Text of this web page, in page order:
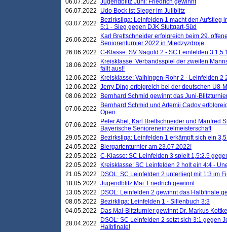
06.07.2022 Jugendblitz Juni: Friedrich gewinnt
06.07.2022
Udo Bock ist Sieger im Juliblitz
03.07.2022
Bezirksliga: Leinfelden 1 macht den Aufstieg
5:1 - Sieg gegen DJK Stuttgart-Süd
26.06.2022
Karl Brettschneider erfolgreich beim 29.
Seniorenturnier 2022 in Miedzyzdroje
26.06.2022 C-Klasse: SV Nagold 2 - SC Leinfelden 3
18.06.2022
Kreisklasse: Verbandsspiel der zweiten
fällt aus!!
12.06.2022
Kreisklasse: Vaihingen-Rohr 2 - Leinfelden 2
12.06.2022 Jerry Ding erfolgreich bei der deutschen U8-
08.06.2022
Bernhard Schmid gewinnt das Juni-
07.06.2022
Bernhard Schmid und Artemij Cadov
Open
07.06.2022
Peter Abel, Karl Brettschneider und Manfred
Bayerische Senioreneinzelmeisterschaft
29.05.2022
Bezirksliga: Leinfelden 1 erkämpft sich ein
24.05.2022
Biergartenturnier am 23.07.2022!
22.05.2022 C-Klasse: SC Leinfelden 3 spielt 1,5:2,5
22.05.2022
Kreisklasse: SC Leinfelden 2 holt ein 4:4 -
21.05.2022
DSOL: SC Leinfelden 2 unterliegt mit 1:3 im
18.05.2022 Jugendblitz Mai: Friedrich gewinnt
13.05.2022
DSOL: Leinfelden 2 gewinnt das Halbfinale
08.05.2022
Bezirkliga: Leinfelden 1 - Sillenbuch 3:3
04.05.2022
Das Mai-Blitzturnier gewinnt Dr. Markus
28.04.2022
DSOL: SC Leinfelden 2 setzt sich 3:1 gegen
Halbfinale!